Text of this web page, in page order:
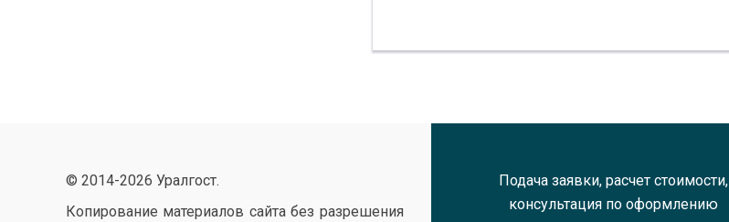
© 2014-2026 Уралгост.
Копирование материалов сайта без разрешения
Подача заявки, расчет стоимости,
консультация по оформлению